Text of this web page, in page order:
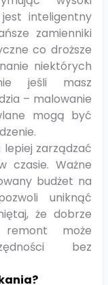
inteligentny
zamienniki
co droższe
niektórych
jeśli masz
– malowanie
mogą być
zarządzać
czasie. Ważne
budżet na
uniknąć
że dobrze
remont może
bez